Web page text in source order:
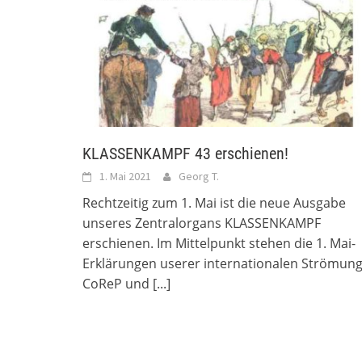
KLASSENKAMPF 43 erschienen!
1. Mai 2021 Georg T.
Rechtzeitig zum 1. Mai ist die neue Ausgabe
unseres Zentralorgans KLASSENKAMPF
erschienen. Im Mittelpunkt stehen die 1. Mai-
Erklärungen userer internationalen Strömung
CoReP und [...]